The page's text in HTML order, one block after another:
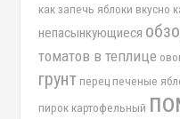
как запечь яблоки вкусно
непасынкующиеся
томатов в теплице
грунт перец печеные
пирок картофельный